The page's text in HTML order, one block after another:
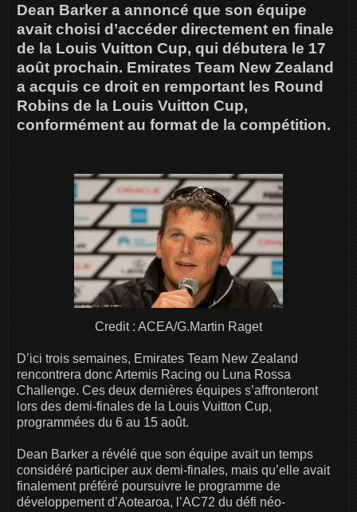
Dean Barker a annoncé que son équipe
avait choisi d’accéder directement en finale
de la Louis Vuitton Cup, qui débutera le 17
août prochain. Emirates Team New Zealand
a acquis ce droit en remportant les Round
Robins de la Louis Vuitton Cup,
conformément au format de la compétition.
Credit : ACEA/G.Martin Raget
D’ici trois semaines, Emirates Team New Zealand
rencontrera donc Artemis Racing ou Luna Rossa
Challenge. Ces deux dernières équipes s’affronteront
lors des demi-finales de la Louis Vuitton Cup,
programmées du 6 au 15 août.
Dean Barker a révélé que son équipe avait un temps
considéré participer aux demi-finales, mais qu’elle avait
finalement préféré poursuivre le programme de
développement d’Aotearoa, l’AC72 du défi néo-